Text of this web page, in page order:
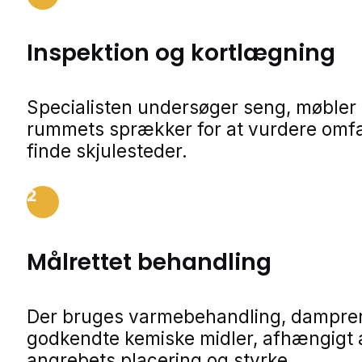
Inspektion og kortlægning
Specialisten undersøger seng, møbler
rummets sprækker for at vurdere
finde skjulesteder.
2
Målrettet behandling
Der bruges varmebehandling,
godkendte kemiske midler, afhængigt